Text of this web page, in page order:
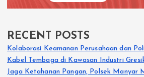
RECENT POSTS
Kolaborasi Keamanan Perusahaan dan
Kabel Tembaga di Kawasan Industri
Jaga Ketahanan Pangan, Polsek Manyar